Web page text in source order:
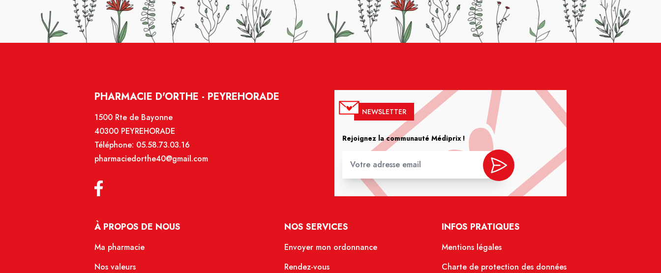
PHARMACIE D'ORTHE - PEYREHORADE
1500 Rte de Bayonne
40300 PEYREHORADE
Téléphone: 05.58.73.03.16
pharmaciedorthe40@gmail.com
NEWSLETTER
Rejoignez la communauté Médiprix !
À PROPOS DE NOUS
Ma pharmacie
Nos valeurs
NOS SERVICES
Envoyer mon ordonnance
Rendez-vous
INFOS PRATIQUES
Mentions légales
Charte de protection des données